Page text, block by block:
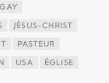
GAY
JÉSUS-CHRIST
PASTEUR
USA ÉGLISE